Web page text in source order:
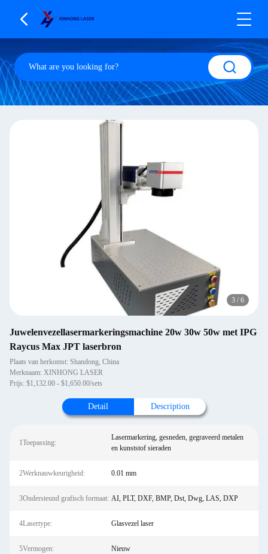
3 / 6
Juwelenvezellasermarkeringsmachine 20w 30w 50w met IPG
Raycus Max JPT laserbron
Plaats van herkomst: Shandong, China
Merknaam: XINHONG LASER
Prijs: $1,132.00 - $1,650.00/sets
Detail Description
1Toepassing:
Lasermarkering, gesneden, gegraveerd metalen
en kunststof sieraden
2Werknauwkeurigheid: 0.01 mm
3Ondersteund grafisch formaat: AI, PLT, DXF, BMP, Dst, Dwg, LAS, DXP
4Lasertype: Glasvezel laser
5Vermogen: Nieuw